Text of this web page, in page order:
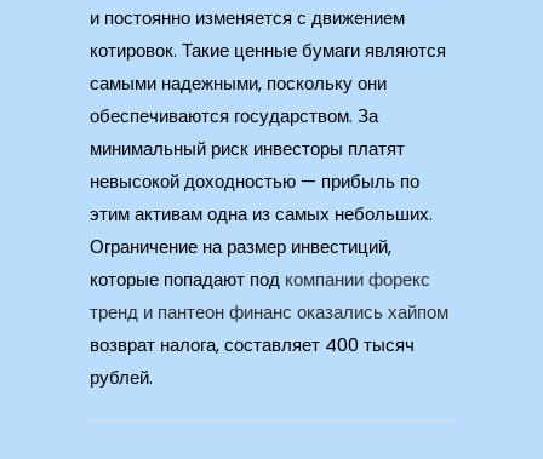
и постоянно изменяется с движением
котировок. Такие ценные бумаги являются
самыми надежными, поскольку они
обеспечиваются государством. За
минимальный риск инвесторы платят
невысокой доходностью — прибыль по
этим активам одна из самых небольших.
Ограничение на размер инвестиций,
которые попадают под компании форекс
тренд и пантеон финанс оказались хайпом
возврат налога, составляет 400 тысяч
рублей.